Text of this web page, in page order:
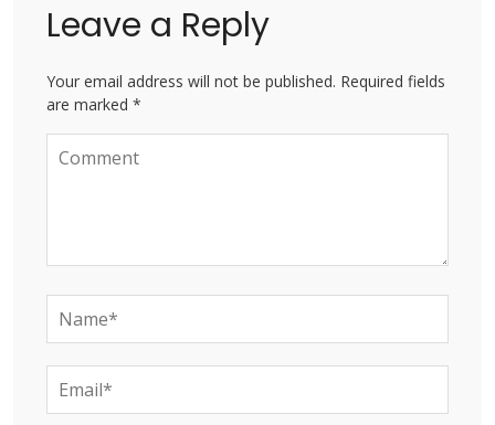
Leave a Reply
Your email address will not be published. Required fields
are marked *